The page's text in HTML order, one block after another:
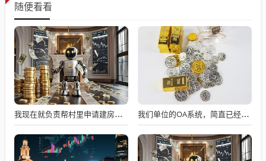
随便看看
我现在就负责帮村里申请建房的工作，现在村里不是盖不起，是没地没指标！ 我们单位的OA系统，简直已经成了累赘